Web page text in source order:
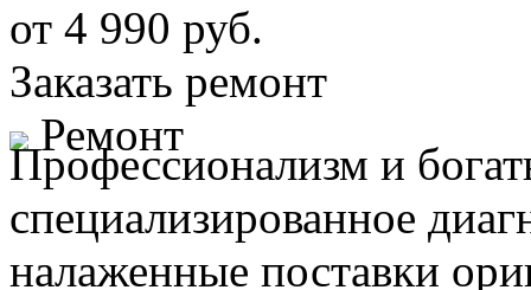
от 4 990 руб.
Заказать ремонт
Ремонт
Профессионализм и
специализированное
налаженные поставки